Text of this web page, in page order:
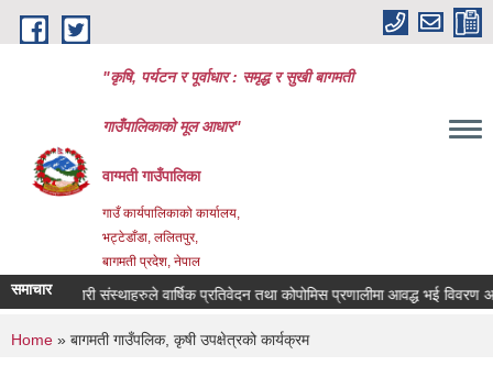
Skip to main content
"कृषि, पर्यटन र पूर्वाधार : समृद्ध र सुखी बागमती
गाउँपालिकाको मूल आधार"
वाग्मती गाउँपालिका
गाउँ कार्यपालिकाको कार्यालय,
भट्टेडाँडा, ललितपुर,
बागमती प्रदेश, नेपाल
समाचारसहकारी संस्थाहरुले वार्षिक प्रतिवेदन तथा कोपोमिस प्रणालीमा आवद्ध भई विवरण
You are here
Home » बागमती गाउँपलिक, कृषी उपक्षेत्रको कार्यक्रम